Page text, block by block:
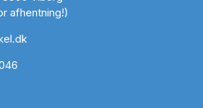
afhentning!)